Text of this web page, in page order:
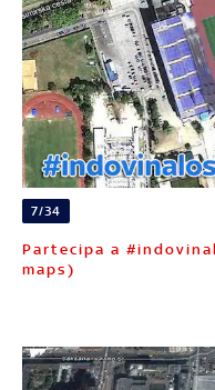
7/34
Partecipa a #indovinalostadio (immagine da google
maps)